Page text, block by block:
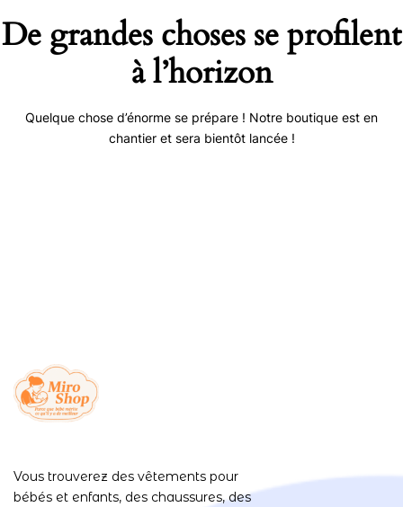
De grandes choses se profilent
à l’horizon
Quelque chose d’énorme se prépare ! Notre boutique est en
chantier et sera bientôt lancée !
Vous trouverez des vêtements pour
bébés et enfants, des chaussures, des